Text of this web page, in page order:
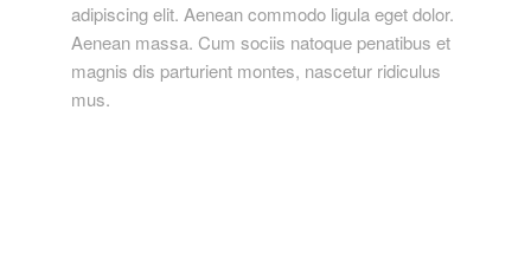
adipiscing elit. Aenean commodo ligula eget dolor.
Aenean massa. Cum sociis natoque penatibus et
magnis dis parturient montes, nascetur ridiculus
mus.